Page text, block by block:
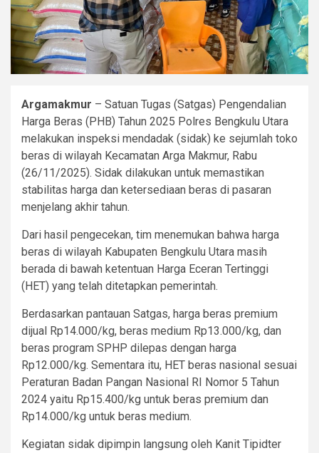
Argamakmur – Satuan Tugas (Satgas) Pengendalian
Harga Beras (PHB) Tahun 2025 Polres Bengkulu Utara
melakukan inspeksi mendadak (sidak) ke sejumlah toko
beras di wilayah Kecamatan Arga Makmur, Rabu
(26/11/2025). Sidak dilakukan untuk memastikan
stabilitas harga dan ketersediaan beras di pasaran
menjelang akhir tahun.
Dari hasil pengecekan, tim menemukan bahwa harga
beras di wilayah Kabupaten Bengkulu Utara masih
berada di bawah ketentuan Harga Eceran Tertinggi
(HET) yang telah ditetapkan pemerintah.
Berdasarkan pantauan Satgas, harga beras premium
dijual Rp14.000/kg, beras medium Rp13.000/kg, dan
beras program SPHP dilepas dengan harga
Rp12.000/kg. Sementara itu, HET beras nasional sesuai
Peraturan Badan Pangan Nasional RI Nomor 5 Tahun
2024 yaitu Rp15.400/kg untuk beras premium dan
Rp14.000/kg untuk beras medium.
Kegiatan sidak dipimpin langsung oleh Kanit Tipidter